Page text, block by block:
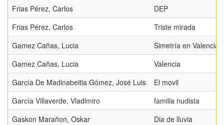
Frias Pérez, Carlos
DEP
Frias Pérez, Carlos
Triste mirada
Gamez Cañas, Lucia
Simetría en Valencia
Gamez Cañas, Lucia
Valencia
García De Madinabeitia Gómez, José Luis
El movil
García Villaverde, Vladimiro
familia nudista
Gaskon Marañon, Oskar
Dia de lluvia